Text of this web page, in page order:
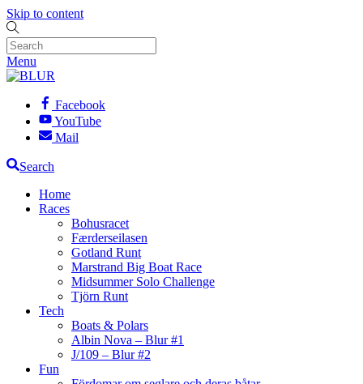
Skip to content
Menu
Facebook
YouTube
Mail
Search
Home
Races
Bohusracet
Færderseilasen
Gotland Runt
Marstrand Big Boat Race
Midsummer Solo Challenge
Tjörn Runt
Tech
Boats & Polars
Albin Nova – Blur #1
J/109 – Blur #2
Fun